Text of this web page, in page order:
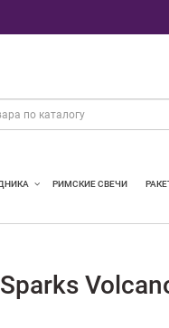
РИМСКИЕ СВЕЧИ